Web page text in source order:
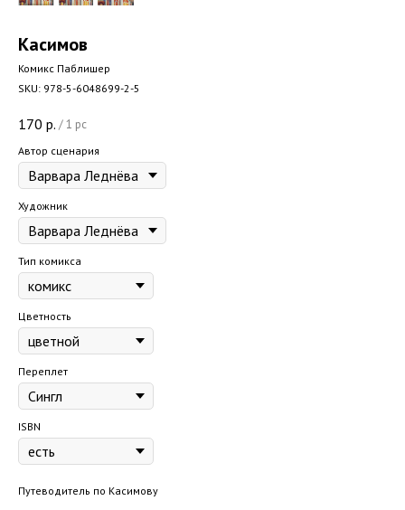
Касимов
Комикс Паблишер
SKU: 978-5-6048699-2-5
170 р. /1 pc
Автор сценария
Художник
Тип комикса
Цветность
Переплет
ISBN
Путеводитель по Касимову